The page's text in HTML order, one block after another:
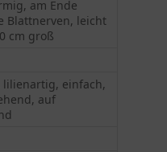
am Ende
Blattnerven, leicht
cm groß
einfach,
auf